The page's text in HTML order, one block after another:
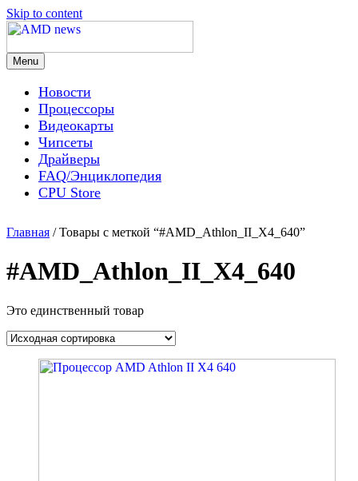
Skip to content
AMD news
Menu
Новости
Процессоры
Видеокарты
Чипсеты
Драйверы
FAQ/Энциклопедия
CPU Store
Главная / Товары с меткой “#AMD_Athlon_II_X4_640”
#AMD_Athlon_II_X4_640
Это единственный товар